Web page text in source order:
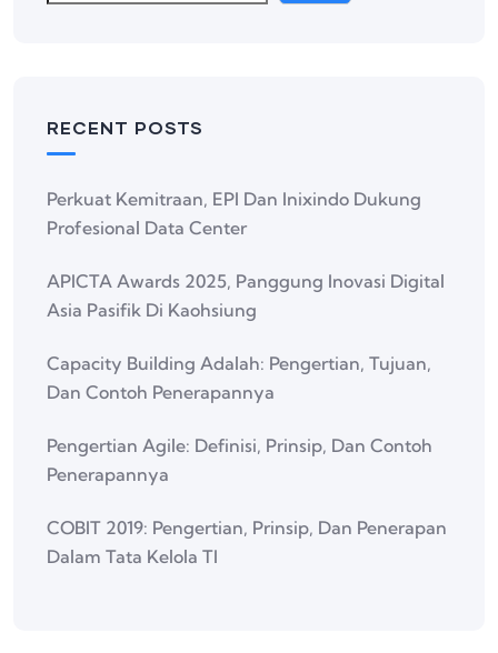
RECENT POSTS
Perkuat Kemitraan, EPI Dan Inixindo Dukung
Profesional Data Center
APICTA Awards 2025, Panggung Inovasi Digital
Asia Pasifik Di Kaohsiung
Capacity Building Adalah: Pengertian, Tujuan,
Dan Contoh Penerapannya
Pengertian Agile: Definisi, Prinsip, Dan Contoh
Penerapannya
COBIT 2019: Pengertian, Prinsip, Dan Penerapan
Dalam Tata Kelola TI